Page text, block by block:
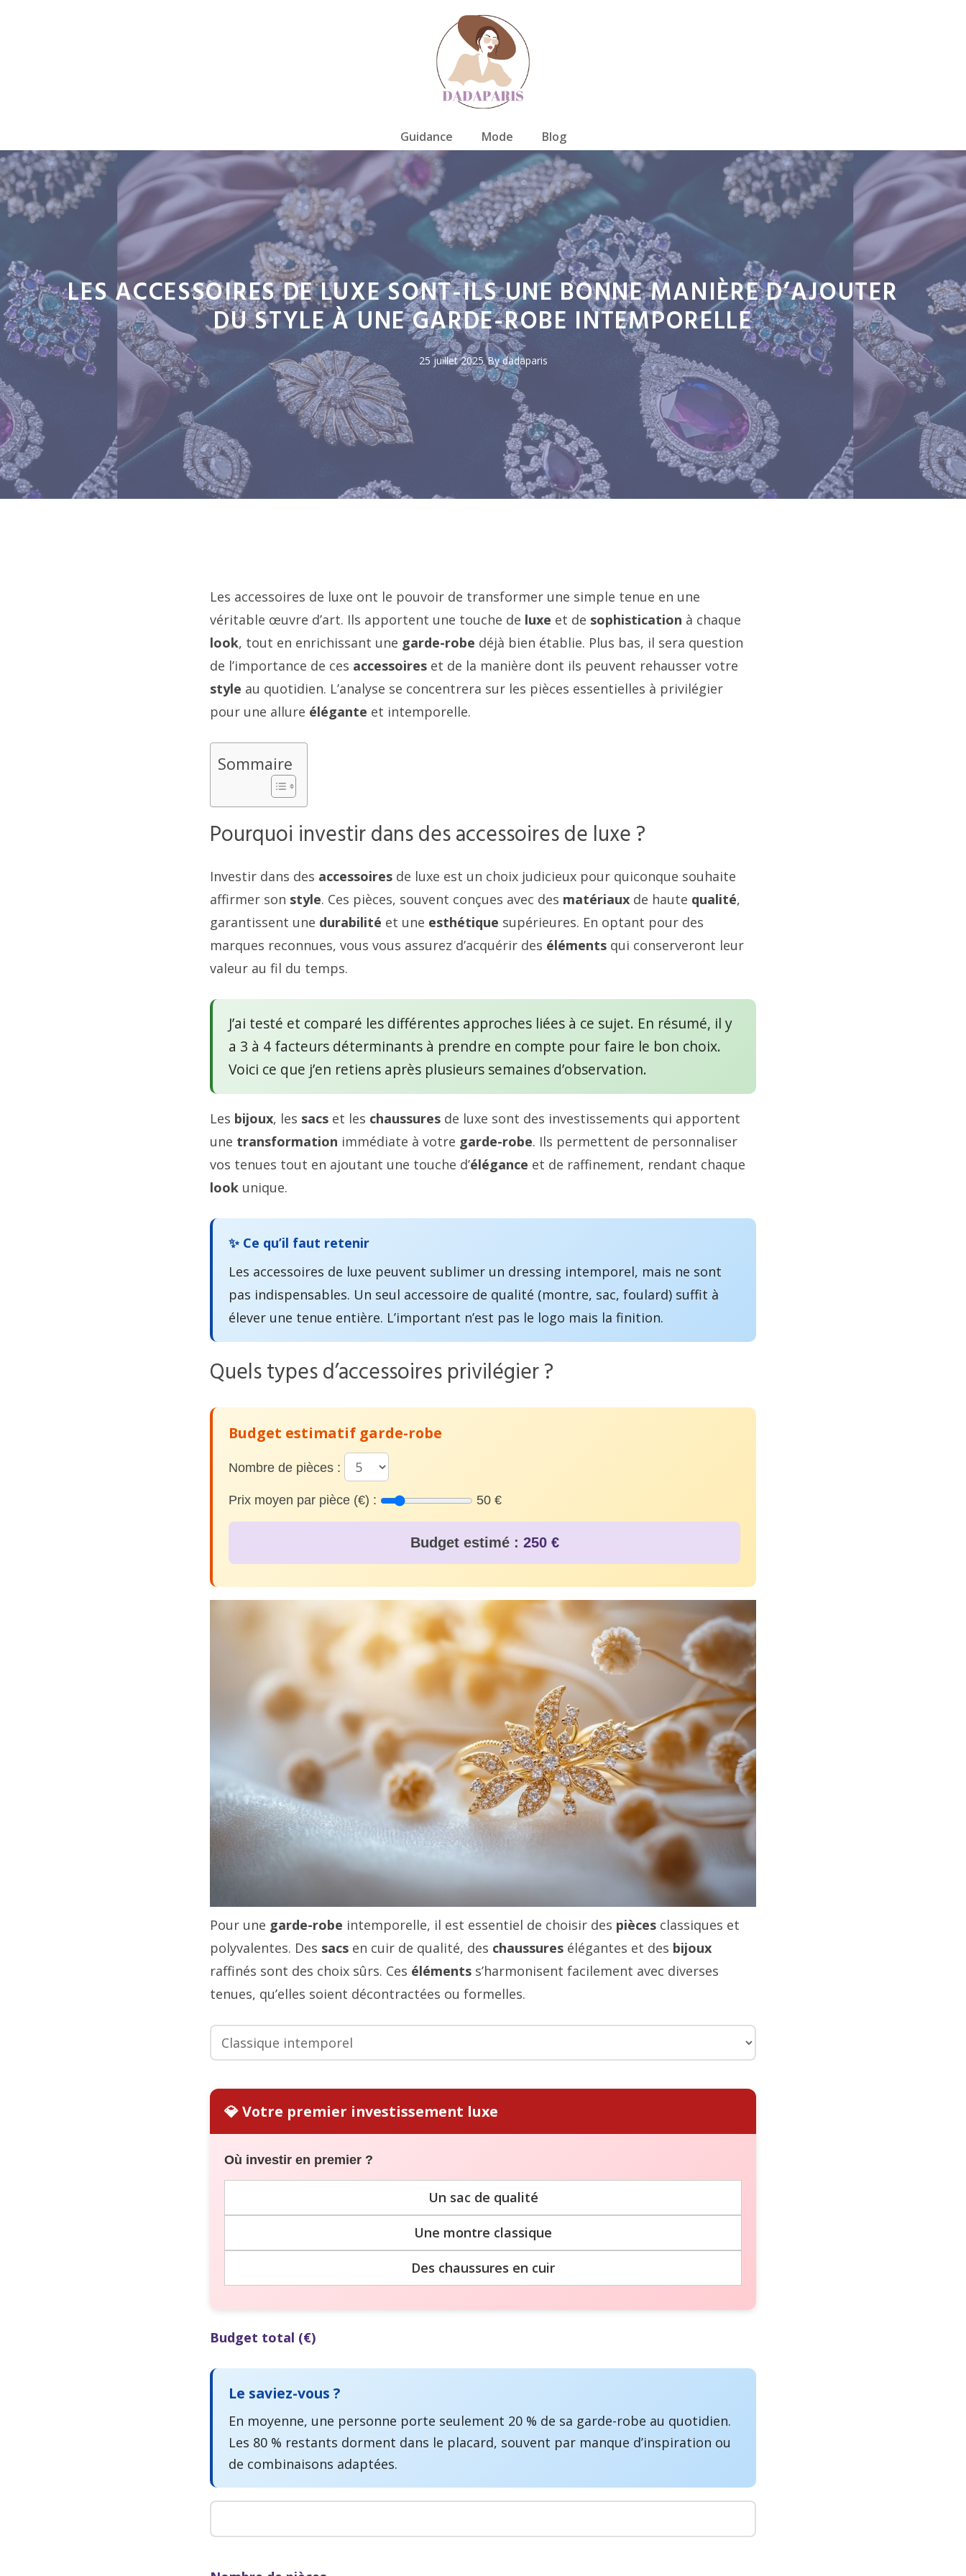
Guidance Mode Blog
LES ACCESSOIRES DE LUXE SONT-ILS UNE BONNE MANIÈRE D’AJOUTER
DU STYLE À UNE GARDE-ROBE INTEMPORELLE
25 juillet 2025 By dadaparis
Les accessoires de luxe ont le pouvoir de transformer une simple tenue en une
véritable œuvre d’art. Ils apportent une touche de luxe et de sophistication à chaque
look, tout en enrichissant une garde-robe déjà bien établie. Plus bas, il sera question
de l’importance de ces accessoires et de la manière dont ils peuvent rehausser votre
style au quotidien. L’analyse se concentrera sur les pièces essentielles à privilégier
pour une allure élégante et intemporelle.
Sommaire
Pourquoi investir dans des accessoires de luxe ?
Investir dans des accessoires de luxe est un choix judicieux pour quiconque souhaite
affirmer son style. Ces pièces, souvent conçues avec des matériaux de haute qualité,
garantissent une durabilité et une esthétique supérieures. En optant pour des
marques reconnues, vous vous assurez d’acquérir des éléments qui conserveront leur
valeur au fil du temps.
J’ai testé et comparé les différentes approches liées à ce sujet. En résumé, il y
a 3 à 4 facteurs déterminants à prendre en compte pour faire le bon choix.
Voici ce que j’en retiens après plusieurs semaines d’observation.
Les bijoux, les sacs et les chaussures de luxe sont des investissements qui apportent
une transformation immédiate à votre garde-robe. Ils permettent de personnaliser
vos tenues tout en ajoutant une touche d’élégance et de raffinement, rendant chaque
look unique.
✨ Ce qu’il faut retenir
Les accessoires de luxe peuvent sublimer un dressing intemporel, mais ne sont
pas indispensables. Un seul accessoire de qualité (montre, sac, foulard) suffit à
élever une tenue entière. L’important n’est pas le logo mais la finition.
Quels types d’accessoires privilégier ?
Budget estimatif garde-robe
Nombre de pièces :
Prix moyen par pièce (€) : 50 €
Budget estimé : 250 €
Pour une garde-robe intemporelle, il est essentiel de choisir des pièces classiques et
polyvalentes. Des sacs en cuir de qualité, des chaussures élégantes et des bijoux
raffinés sont des choix sûrs. Ces éléments s’harmonisent facilement avec diverses
tenues, qu’elles soient décontractées ou formelles.
💎 Votre premier investissement luxe
Où investir en premier ?
Un sac de qualité
Une montre classique
Des chaussures en cuir
Budget total (€)
Le saviez-vous ?
En moyenne, une personne porte seulement 20 % de sa garde-robe au quotidien.
Les 80 % restants dorment dans le placard, souvent par manque d’inspiration ou
de combinaisons adaptées.